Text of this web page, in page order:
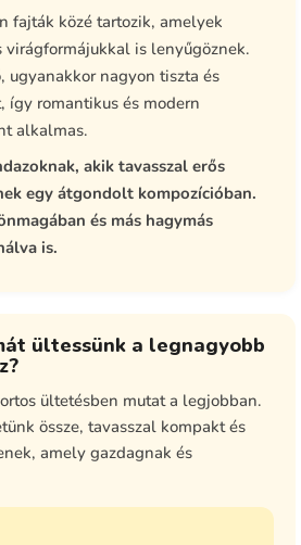
fajták közé tartozik, amelyek
virágformájukkal is lenyűgöznek.
ugyanakkor nagyon tiszta és
így romantikus és modern
alkalmas.
akik tavasszal erős
egy átgondolt kompozícióban.
és más hagymás
is.
ültessünk a legnagyobb
ültetésben mutat a legjobban.
össze, tavasszal kompakt és
amely gazdagnak és